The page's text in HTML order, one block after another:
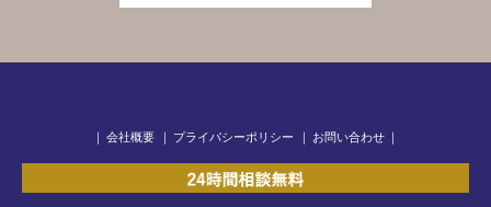
｜ 会社概要 ｜ プライバシーポリシー ｜ お問い合わせ ｜